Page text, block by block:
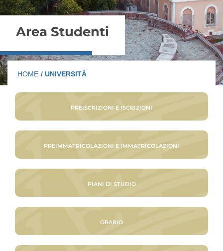
Area Studenti
HOME / UNIVERSITÀ
PREISCRIZIONI E ISCRIZIONI
PREIMMATRICOLAZIONI E IMMATRICOLAZIONI
PIANI DI STUDIO
ORARIO